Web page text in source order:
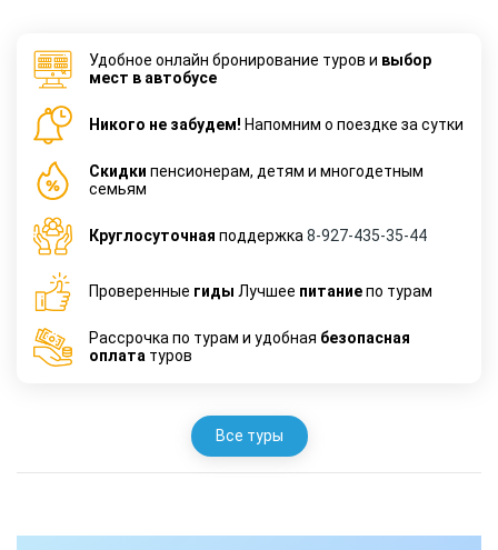
Удобное онлайн бронирование туров и выбор
мест в автобусе
Никого не забудем! Напомним о поездке за сутки
Cкидки пенсионерам, детям и многодетным
семьям
Круглосуточная поддержка 8-927-435-35-44
Проверенные гиды Лучшее питаниепо турам
Рассрочка по турам и удобная безопасная
оплата туров
Все туры